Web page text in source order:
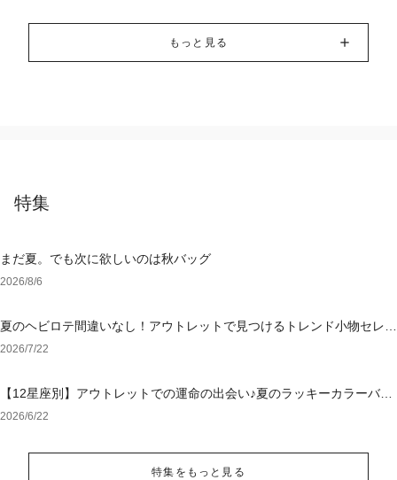
もっと見る
特集
まだ夏。でも次に欲しいのは秋バッグ
2026/8/6
夏のヘビロテ間違いなし！アウトレットで見つけるトレンド小物セレク
ション
2026/7/22
【12星座別】アウトレットでの運命の出会い♪夏のラッキーカラーバッ
グ＆小物
2026/6/22
特集をもっと見る